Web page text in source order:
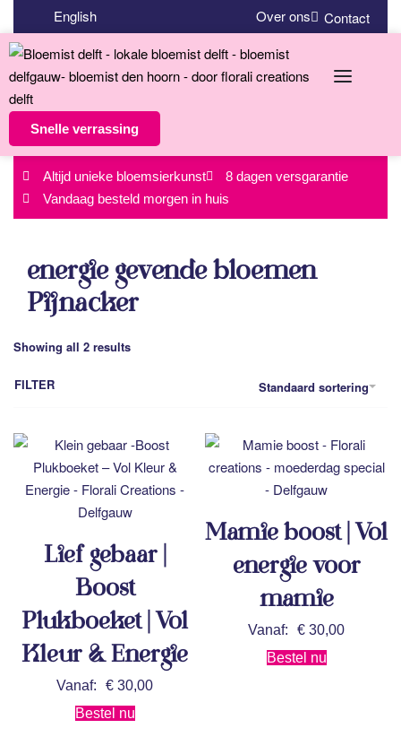
English Over ons Contact
Snelle verrassing
Altijd unieke bloemsierkunst
8 dagen versgarantie
Vandaag besteld morgen in huis
energie gevende bloemen
Pijnacker
Showing all 2 results
Standaard sortering
FILTER
Lief gebaar |
Boost
Plukboeket | Vol
Kleur & Energie
Vanaf: € 30,00
Bestel nu
Mamie boost | Vol
energie voor
mamie
Vanaf: € 30,00
Bestel nu